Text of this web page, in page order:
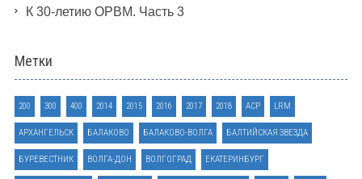
К 30-летию ОРВМ. Часть 3
Метки
200 300 400 2014 2015 2016 2017 2018 ACP LRM
АРХАНГЕЛЬСК БАЛАКОВО БАЛАКОВО-ВОЛГА БАЛТИЙСКАЯ ЗВЕЗДА
БУРЕВЕСТНИК ВОЛГА-ДОН ВОЛГОГРАД ЕКАТЕРИНБУРГ